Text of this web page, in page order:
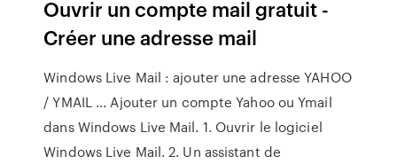
Ouvrir un compte mail gratuit -
Créer une adresse mail
Windows Live Mail : ajouter une adresse YAHOO
/ YMAIL ... Ajouter un compte Yahoo ou Ymail
dans Windows Live Mail. 1. Ouvrir le logiciel
Windows Live Mail. 2. Un assistant de